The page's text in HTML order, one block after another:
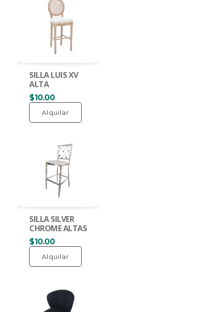
SILLA LUIS XV
ALTA
$10.00
Alquilar
SILLA SILVER
CHROME ALTAS
$10.00
Alquilar